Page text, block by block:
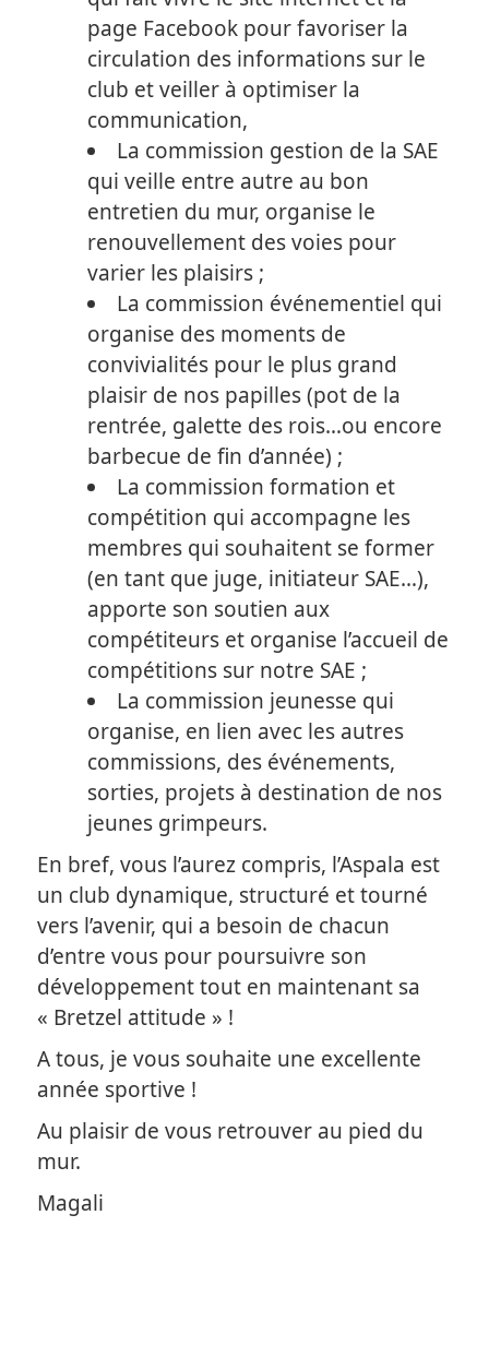
page Facebook pour favoriser la
circulation des informations sur le
club et veiller à optimiser la
communication,
La commission gestion de la SAE
qui veille entre autre au bon
entretien du mur, organise le
renouvellement des voies pour
varier les plaisirs ;
La commission événementiel qui
organise des moments de
convivialités pour le plus grand
plaisir de nos papilles (pot de la
rentrée, galette des rois…ou encore
barbecue de fin d’année) ;
La commission formation et
compétition qui accompagne les
membres qui souhaitent se former
(en tant que juge, initiateur SAE…),
apporte son soutien aux
compétiteurs et organise l’accueil de
compétitions sur notre SAE ;
La commission jeunesse qui
organise, en lien avec les autres
commissions, des événements,
sorties, projets à destination de nos
jeunes grimpeurs.
En bref, vous l’aurez compris, l’Aspala est
un club dynamique, structuré et tourné
vers l’avenir, qui a besoin de chacun
d’entre vous pour poursuivre son
développement tout en maintenant sa
« Bretzel attitude » !
A tous, je vous souhaite une excellente
année sportive !
Au plaisir de vous retrouver au pied du
mur.
Magali